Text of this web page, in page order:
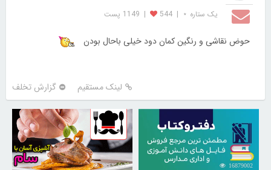
یک ستاره ⋆ |
544
| 1149 پست
حوض نقاشی و رنگین کمان دود خیلی باحال بودن
لینک مستقیم گزارش تخلف
16879002
30257617